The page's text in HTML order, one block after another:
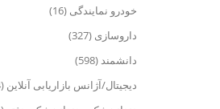
خودرو نمایندگی (16)
داروسازی (327)
دانشمند (598)
دیجیتال/آژانس بازاریابی آنلاین (224)